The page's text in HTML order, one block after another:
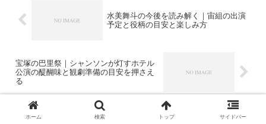
水美舞斗の今後を読み解く｜宙組の出演
予定と役柄の目安と楽しみ方
宝塚の巴里祭｜シャンソンが灯すホテル
公演の醍醐味と観劇準備の目安を押さえ
る
ホーム 宝塚公演日程
ホーム 検索 トップ サイドバー